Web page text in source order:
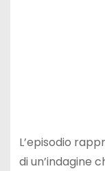
L’episodio
di un’indagine